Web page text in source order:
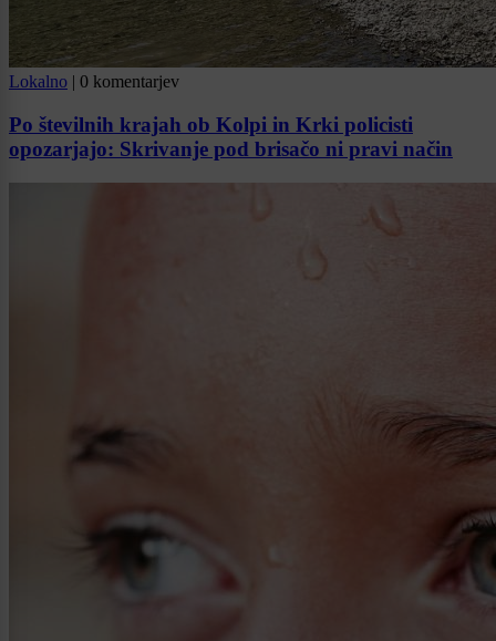
Lokalno | 0 komentarjev
Po številnih krajah ob Kolpi in Krki policisti
opozarjajo: Skrivanje pod brisačo ni pravi način